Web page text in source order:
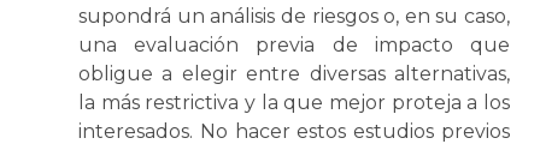
supondrá un análisis de riesgos o, en su caso,
una evaluación previa de impacto que
obligue a elegir entre diversas alternativas,
la más restrictiva y la que mejor proteja a los
interesados. No hacer estos estudios previos